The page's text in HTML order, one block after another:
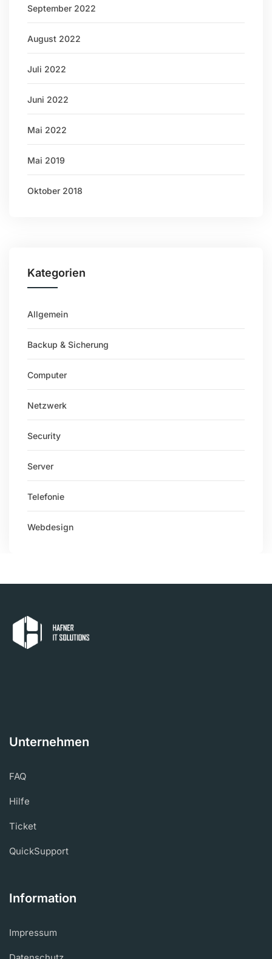
September 2022
August 2022
Juli 2022
Juni 2022
Mai 2022
Mai 2019
Oktober 2018
Kategorien
Allgemein
Backup & Sicherung
Computer
Netzwerk
Security
Server
Telefonie
Webdesign
Unternehmen
FAQ
Hilfe
Ticket
QuickSupport
Information
Impressum